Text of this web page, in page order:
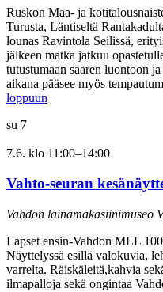
Ruskon Maa- ja
Turusta, Läntiseltä
lounas Ravintola Seilissä,
jälkeen matka jatkuu
tutustumaan saaren luontoon
aikana pääsee myös
loppuun
su 7
7.6. klo 11:00–14:00
Vahto-seuran
Vahdon lainamakasiinimuseo
Lapset ensin-Vahdon MLL
Näyttelyssä esillä valokuvia,
varrelta. Räiskäleitä,kahvia
ilmapalloja sekä ongintaa